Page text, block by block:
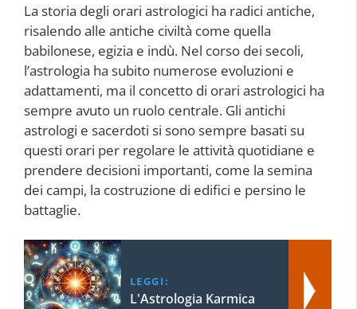
La storia degli orari astrologici ha radici antiche,
risalendo alle antiche civiltà come quella
babilonese, egizia e indù. Nel corso dei secoli,
l’astrologia ha subito numerose evoluzioni e
adattamenti, ma il concetto di orari astrologici ha
sempre avuto un ruolo centrale. Gli antichi
astrologi e sacerdoti si sono sempre basati su
questi orari per regolare le attività quotidiane e
prendere decisioni importanti, come la semina
dei campi, la costruzione di edifici e persino le
battaglie.
LEGGI:
L'Astrologia Karmica